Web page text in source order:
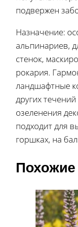
подвержен
Назначение:
альпинариев,
стенок,
рокария.
ландшафтные
других
озеленения
подходит для
горшках, на